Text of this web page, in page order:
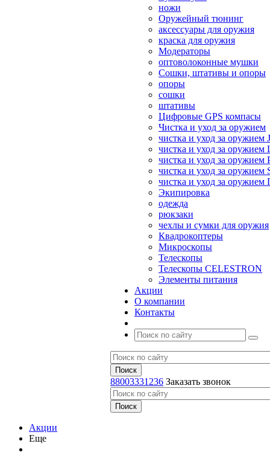
ножи
Оружейный тюнинг
аксессуары для оружия
краска для оружия
Модераторы
оптоволоконные мушки
Сошки, штативы и опоры
опоры
сошки
штативы
Цифровые GPS компасы
Чистка и уход за оружием
чистка и уход за оружием
чистка и уход за оружием
чистка и уход за оружием
чистка и уход за оружием
чистка и уход за
Экипировка
одежда
рюкзаки
чехлы и сумки для оружия
Квадрокоптеры
Микроскопы
Телескопы
Телескопы CELESTRON
Элементы питания
Акции
О компании
Контакты
88003331236 Заказать звонок
Акции
Еще